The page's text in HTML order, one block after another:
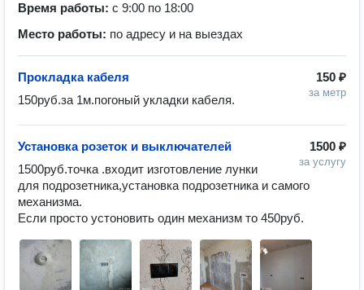
Время работы: с 9:00 по 18:00
Место работы: по адресу и на выездах
150 ₽
за метр
Прокладка кабеля
150руб.за 1м.погоный укладки кабеля.
1500 ₽
за услугу
Установка розеток и выключателей
1500руб.точка .входит изготовление лунки
для подрозетника,установка подрозетника и самого
механизма.
Если просто устоновить один механизм то 450руб.